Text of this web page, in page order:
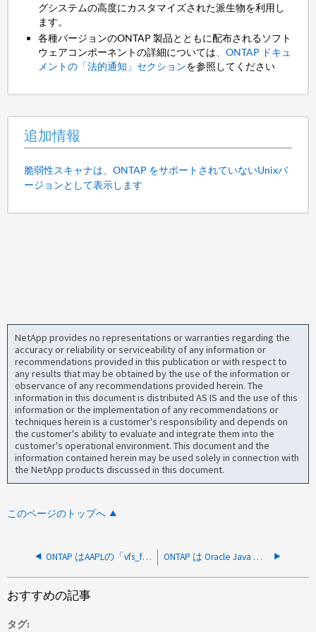
グシステムの高度にカスタマイズされた派生物を利用し
ます。
各種バージョンのONTAP 製品とともに配布されるソフト
ウェアコンポーネントの詳細については 、ONTAP ドキュ
メントの「法的通知」セクションを参照してください
追加情報
脆弱性スキャナは、ONTAP をサポートされていないUnixバ
ージョンとして表示します
NetApp provides no representations or warranties regarding the
accuracy or reliability or serviceability of any information or
recommendations provided in this publication or with respect to
any results that may be obtained by the use of the information or
observance of any recommendations provided herein. The
information in this document is distributed AS IS and the use of this
information or the implementation of any recommendations or
techniques herein is a customer's responsibility and depends on
the customer's ability to evaluate and integrate them into the
customer's operational environment. This document and the
information contained herein may be used solely in connection with
the NetApp products discussed in this document.
このページのトップへ
ONTAP はAAPLの「vfs_fruit」パフォーマンス拡張をサポートしていますか。 ONTAP は Oracle Java を使用しますか？
おすすめの記事
タグ